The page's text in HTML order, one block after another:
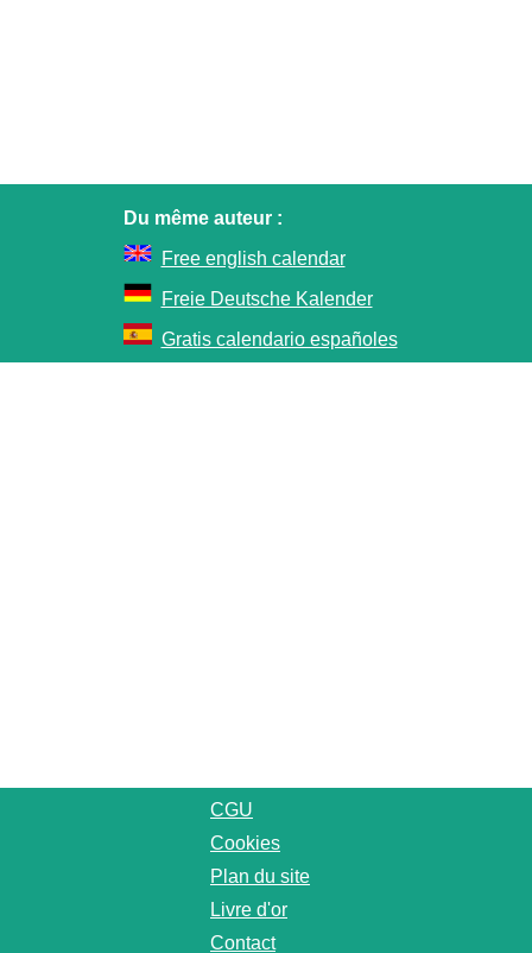
Du même auteur :
Free english calendar
Freie Deutsche Kalender
Gratis calendario españoles
CGU
Cookies
Plan du site
Livre d'or
Contact